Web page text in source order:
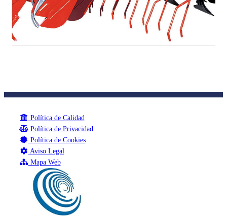
Política de Calidad
Política de Privacidad
Política de Cookies
Aviso Legal
Mapa Web